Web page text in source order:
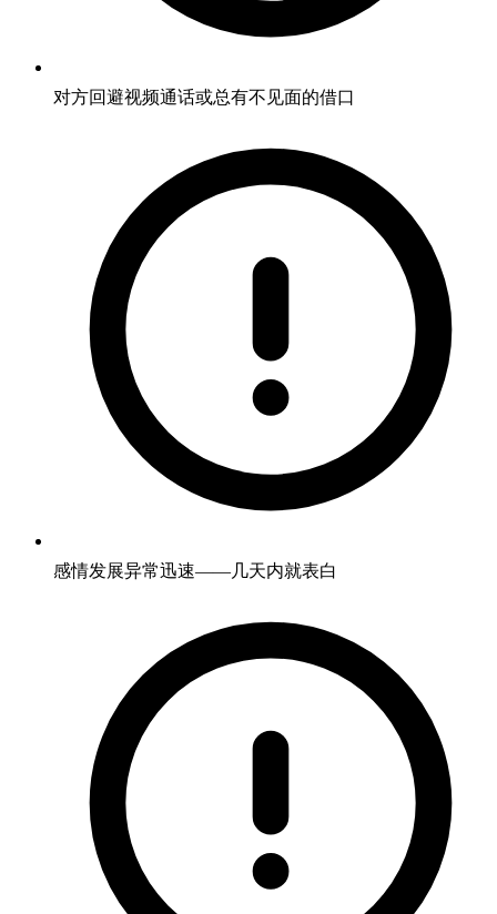
对方回避视频通话或总有不见面的借口
感情发展异常迅速——几天内就表白